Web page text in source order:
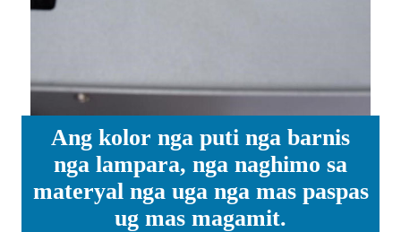
Ang kolor nga puti nga barnis
nga lampara, nga naghimo sa
materyal nga uga nga mas paspas
ug mas magamit.